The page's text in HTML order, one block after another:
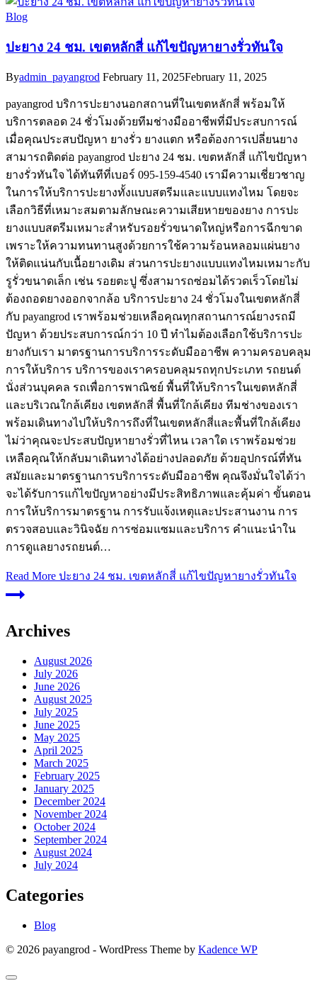
Blog
ปะยาง 24 ชม. เขตหลักสี่ แก้ไขปัญหายางรั่วทันใจ
Byadmin_payangrod February 11, 2025February 11, 2025
payangrod บริการปะยางนอกสถานที่ในเขตหลักสี่ พร้อมให้
บริการตลอด 24 ชั่วโมงด้วยทีมช่างมืออาชีพที่มีประสบการณ์
เมื่อคุณประสบปัญหา ยางรั่ว ยางแตก หรือต้องการเปลี่ยนยาง
สามารถติดต่อ payangrod ปะยาง 24 ชม. เขตหลักสี่ แก้ไขปัญหา
ยางรั่วทันใจ ได้ทันทีที่เบอร์ 095-159-4540 เรามีความเชี่ยวชาญ
ในการให้บริการปะยางทั้งแบบสตรีมและแบบแทงไหม โดยจะ
เลือกวิธีที่เหมาะสมตามลักษณะความเสียหายของยาง การปะ
ยางแบบสตรีมเหมาะสำหรับรอยรั่วขนาดใหญ่หรือการฉีกขาด
เพราะให้ความทนทานสูงด้วยการใช้ความร้อนหลอมแผ่นยาง
ให้ติดแน่นกับเนื้อยางเดิม ส่วนการปะยางแบบแทงไหมเหมาะกับ
รูรั่วขนาดเล็ก เช่น รอยตะปู ซึ่งสามารถซ่อมได้รวดเร็วโดยไม่
ต้องถอดยางออกจากล้อ บริการปะยาง 24 ชั่วโมงในเขตหลักสี่
กับ payangrod เราพร้อมช่วยเหลือคุณทุกสถานการณ์ยางรถมี
ปัญหา ด้วยประสบการณ์กว่า 10 ปี ทำไมต้องเลือกใช้บริการปะ
ยางกับเรา มาตรฐานการบริการระดับมืออาชีพ ความครอบคลุม
การให้บริการ บริการของเราครอบคลุมรถทุกประเภท รถยนต์
นั่งส่วนบุคคล รถเพื่อการพาณิชย์ พื้นที่ให้บริการในเขตหลักสี่
และบริเวณใกล้เคียง เขตหลักสี่ พื้นที่ใกล้เคียง ทีมช่างของเรา
พร้อมเดินทางไปให้บริการถึงที่ในเขตหลักสี่และพื้นที่ใกล้เคียง
ไม่ว่าคุณจะประสบปัญหายางรั่วที่ไหน เวลาใด เราพร้อมช่วย
เหลือคุณให้กลับมาเดินทางได้อย่างปลอดภัย ด้วยอุปกรณ์ที่ทัน
สมัยและมาตรฐานการบริการระดับมืออาชีพ คุณจึงมั่นใจได้ว่า
จะได้รับการแก้ไขปัญหาอย่างมีประสิทธิภาพและคุ้มค่า ขั้นตอน
การให้บริการมาตรฐาน การรับแจ้งเหตุและประสานงาน การ
ตรวจสอบและวินิจฉัย การซ่อมแซมและบริการ คำแนะนำใน
การดูแลยางรถยนต์…
Read More ปะยาง 24 ชม. เขตหลักสี่ แก้ไขปัญหายางรั่วทันใจ
Archives
August 2026
July 2026
June 2026
August 2025
July 2025
June 2025
May 2025
April 2025
March 2025
February 2025
January 2025
December 2024
November 2024
October 2024
September 2024
August 2024
July 2024
Categories
Blog
© 2026 payangrod - WordPress Theme by Kadence WP